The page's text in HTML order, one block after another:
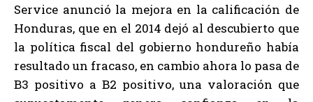
Service anunció la mejora en la calificación de
Honduras, que en el 2014 dejó al descubierto que
la política fiscal del gobierno hondureño había
resultado un fracaso, en cambio ahora lo pasa de
B3 positivo a B2 positivo, una valoración que